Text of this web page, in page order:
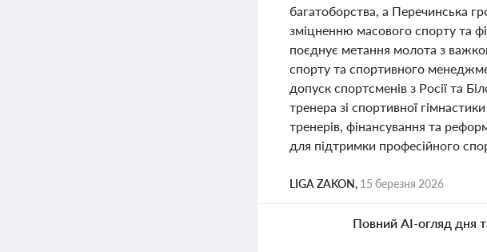
багатоборства, а Перечинська
зміцненню масового спорту та
поєднує метання молота з
спорту та спортивного
допуск спортсменів з Росії та
тренера зі спортивної
тренерів, фінансування та
для підтримки професійного
LIGA ZAKON, 15 березня 2026
Повний AI-огляд дня